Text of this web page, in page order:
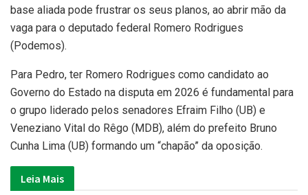
base aliada pode frustrar os seus planos, ao abrir mão da
vaga para o deputado federal Romero Rodrigues
(Podemos).
Para Pedro, ter Romero Rodrigues como candidato ao
Governo do Estado na disputa em 2026 é fundamental para
o grupo liderado pelos senadores Efraim Filho (UB) e
Veneziano Vital do Rêgo (MDB), além do prefeito Bruno
Cunha Lima (UB) formando um “chapão” da oposição.
Leia Mais